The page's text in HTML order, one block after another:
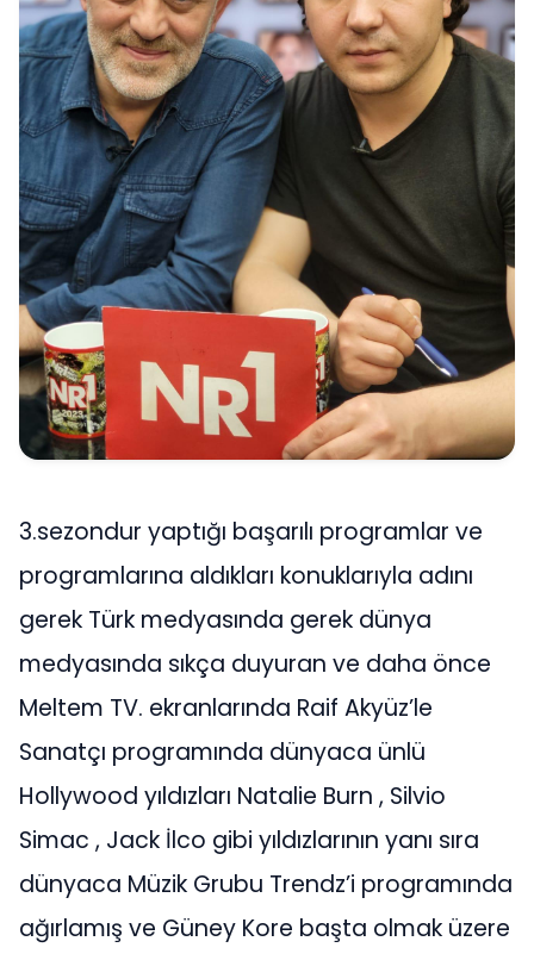
3.sezondur yaptığı başarılı programlar ve
programlarına aldıkları konuklarıyla adını
gerek Türk medyasında gerek dünya
medyasında sıkça duyuran ve daha önce
Meltem TV. ekranlarında Raif Akyüz’le
Sanatçı programında dünyaca ünlü
Hollywood yıldızları Natalie Burn , Silvio
Simac , Jack İlco gibi yıldızlarının yanı sıra
dünyaca Müzik Grubu Trendz’i programında
ağırlamış ve Güney Kore başta olmak üzere